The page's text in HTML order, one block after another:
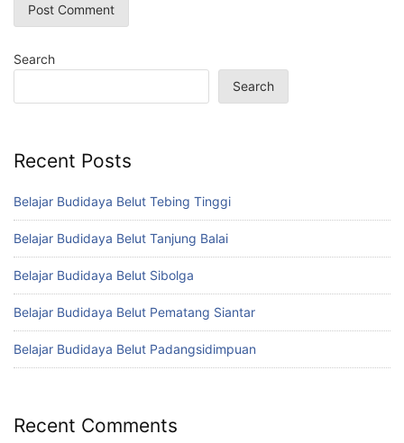
Search
Search
Recent Posts
Belajar Budidaya Belut Tebing Tinggi
Belajar Budidaya Belut Tanjung Balai
Belajar Budidaya Belut Sibolga
Belajar Budidaya Belut Pematang Siantar
Belajar Budidaya Belut Padangsidimpuan
Recent Comments